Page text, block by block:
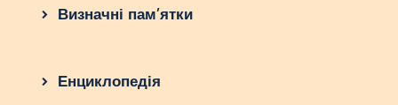
Визначні пам’ятки
Енциклопедія